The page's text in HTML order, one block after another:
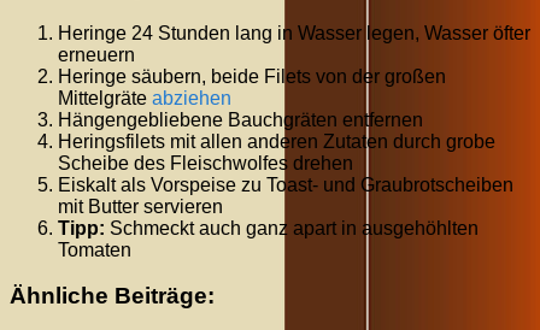
Heringe 24 Stunden lang in Wasser legen, Wasser öfter
erneuern
Heringe säubern, beide Filets von der großen
Mittelgräte abziehen
Hängengebliebene Bauchgräten entfernen
Heringsfilets mit allen anderen Zutaten durch grobe
Scheibe des Fleischwolfes drehen
Eiskalt als Vorspeise zu Toast- und Graubrotscheiben
mit Butter servieren
Tipp: Schmeckt auch ganz apart in ausgehöhlten
Tomaten
Ähnliche Beiträge: